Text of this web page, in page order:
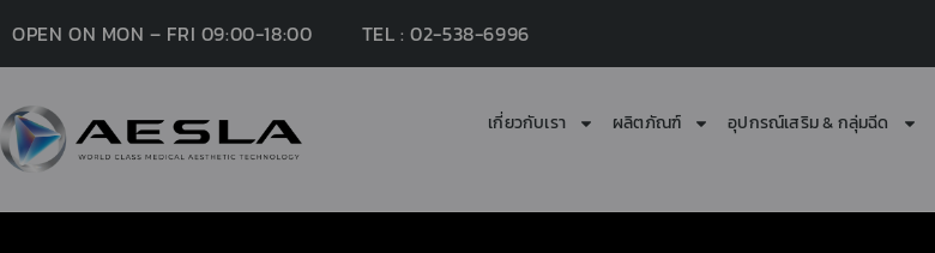
OPEN ON MON – FRI 09:00-18:00 TEL : 02-538-6996
เกี่ยวกับเรา ผลิตภัณฑ์ อุปกรณ์เสริม & กลุ่มฉีด